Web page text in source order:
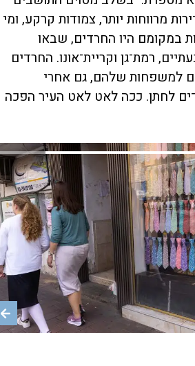
מרווחות יותר, צמודות קרקע, ומי
במקומם היו החרדים, שבאו
רמת־גן וקריית־אונו. החרדים
למשפחות שלהם, גם אחרי
לחתן. ככה לאט לאט העיר הפכה
אלוני 12.8.2025